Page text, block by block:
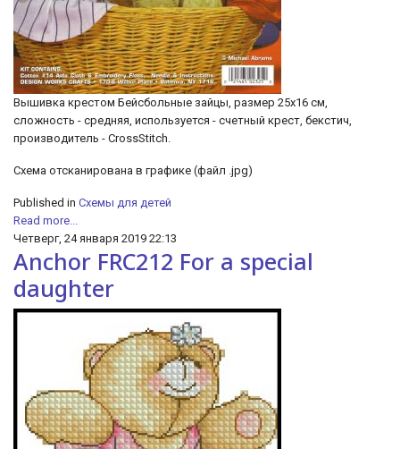
Вышивка крестом Бейсбольные зайцы, размер 25х16 см,
сложность - средняя, используется - счетный крест, бекстич,
производитель - CrossStitch.
Cхема отсканирована в графике (файл .jpg)
Published in Схемы для детей
Read more...
Четверг, 24 января 2019 22:13
Anchor FRC212 For a special
daughter